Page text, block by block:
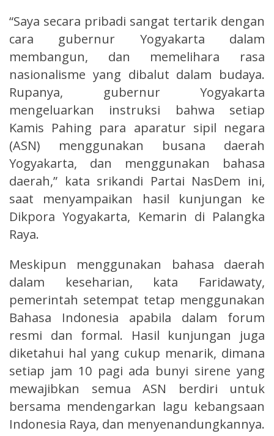
“Saya secara pribadi sangat tertarik dengan
cara gubernur Yogyakarta dalam
membangun, dan memelihara rasa
nasionalisme yang dibalut dalam budaya.
Rupanya, gubernur Yogyakarta
mengeluarkan instruksi bahwa setiap
Kamis Pahing para aparatur sipil negara
(ASN) menggunakan busana daerah
Yogyakarta, dan menggunakan bahasa
daerah,” kata srikandi Partai NasDem ini,
saat menyampaikan hasil kunjungan ke
Dikpora Yogyakarta, Kemarin di Palangka
Raya.
Meskipun menggunakan bahasa daerah
dalam keseharian, kata Faridawaty,
pemerintah setempat tetap menggunakan
Bahasa Indonesia apabila dalam forum
resmi dan formal. Hasil kunjungan juga
diketahui hal yang cukup menarik, dimana
setiap jam 10 pagi ada bunyi sirene yang
mewajibkan semua ASN berdiri untuk
bersama mendengarkan lagu kebangsaan
Indonesia Raya, dan menyenandungkannya.